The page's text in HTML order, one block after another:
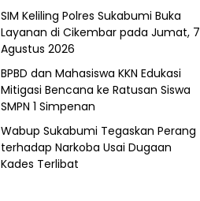
SIM Keliling Polres Sukabumi Buka
Layanan di Cikembar pada Jumat, 7
Agustus 2026
BPBD dan Mahasiswa KKN Edukasi
Mitigasi Bencana ke Ratusan Siswa
SMPN 1 Simpenan
Wabup Sukabumi Tegaskan Perang
terhadap Narkoba Usai Dugaan
Kades Terlibat